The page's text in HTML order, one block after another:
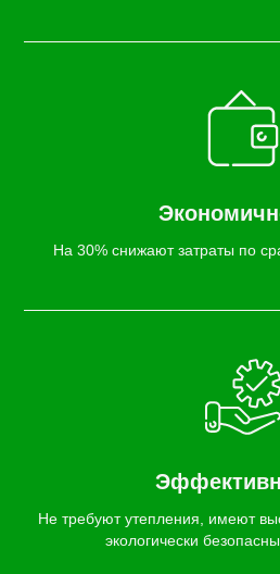
На 30% снижают затраты по
Не требуют утепления, имеют
экологически